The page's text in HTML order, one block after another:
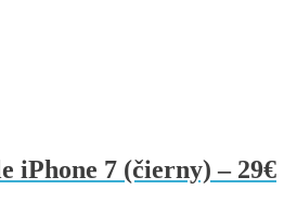
iPhone 7 (čierny) – 29€